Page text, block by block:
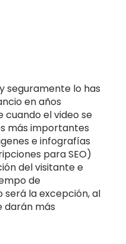
seguramente lo has
en años
el video se
más importantes
e infografías
para SEO)
del visitante e
de
será la excepción, al
darán más